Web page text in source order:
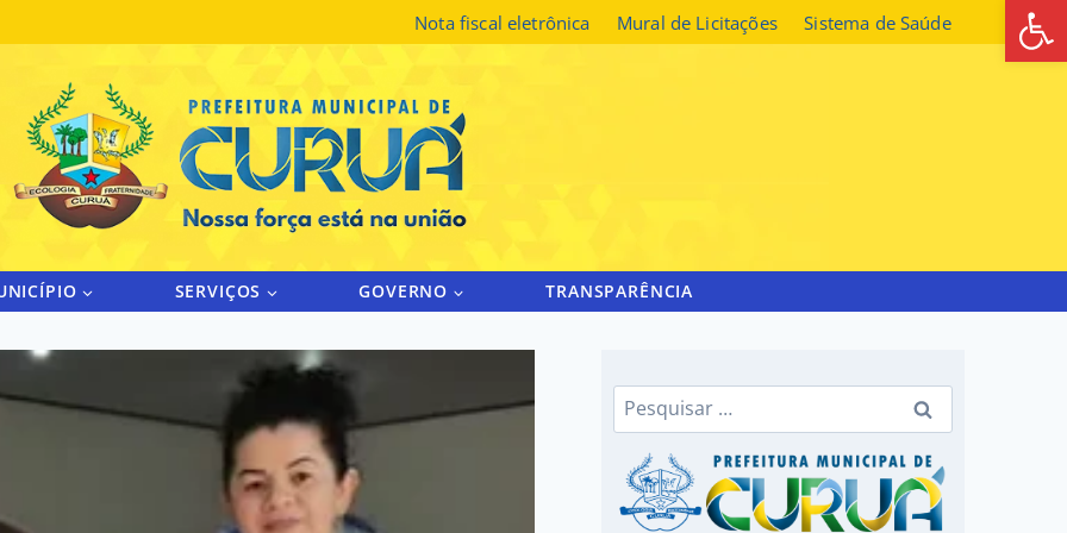
Nota fiscal eletrônica Mural de Licitações Sistema de Saúde
SERVIÇOS GOVERNO TRANSPARÊNCIA
Pesquisar
por: